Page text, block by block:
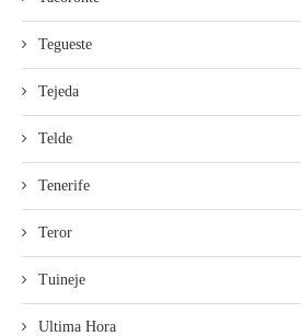
Tegueste
Tejeda
Telde
Tenerife
Teror
Tuineje
Ultima Hora